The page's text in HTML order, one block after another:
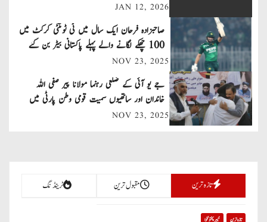
a
v
i
g
a
o
JAN 12, 2026
صاحبزادہ فرحان ایک سال میں ٹی ٹوئنٹی کرکٹ میں
100 چھکے لگانے والے پہلے پاکستانی بیٹر بن گئے
NOV 23, 2025
جے یو آئی کے ضلعی رہنما مولانا پیر صفی اللہ
خاندان اور ساتھیوں سمیت قومی وطن پارٹی میں
شامل
NOV 23, 2025
تازہ ترین مقبول ترین ٹرینڈنگ
تازہ ترین خیبر پختونخوا